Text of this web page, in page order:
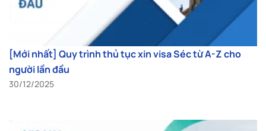
[Mới nhất] Quy trình thủ tục xin visa Séc từ A-Z cho
người lần đầu
30/12/2025